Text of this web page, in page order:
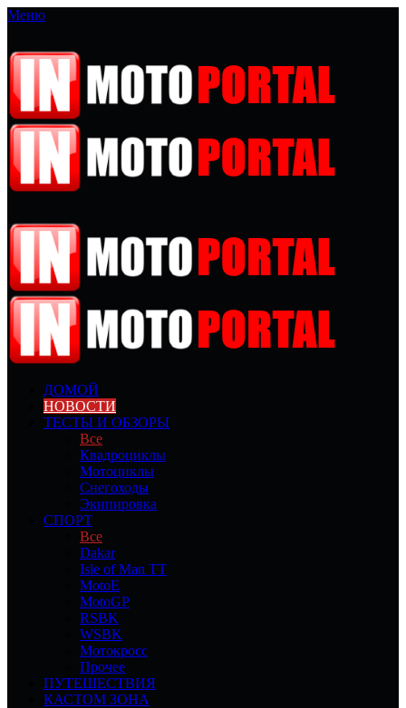
Меню
ДОМОЙ
НОВОСТИ
ТЕСТЫ И ОБЗОРЫ
Все
Квадроциклы
Мотоциклы
Снегоходы
Экипировка
СПОРТ
Все
Dakar
Isle of Man TT
MotoE
MotoGP
RSBK
WSBK
Мотокросс
Прочее
ПУТЕШЕСТВИЯ
КАСТОМ ЗОНА